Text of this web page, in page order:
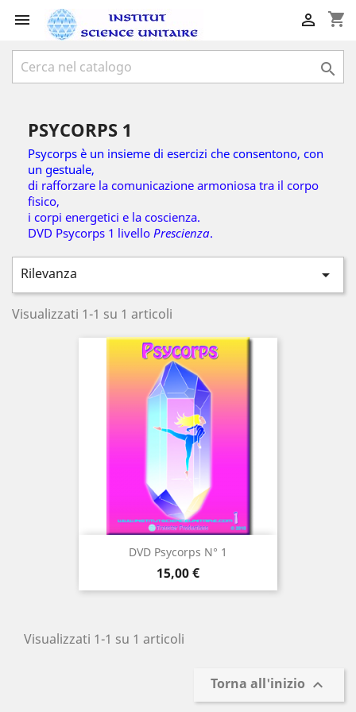
 shopping_cart


PSYCORPS 1
Psycorps è un insieme di esercizi che consentono, con
un gestuale,
di rafforzare la comunicazione armoniosa tra il corpo
fisico,
i corpi energetici e la coscienza.
DVD Psycorps 1 livello Prescienza.
Rilevanza 
Visualizzati 1-1 su 1 articoli
DVD Psycorps N° 1
Prezzo
15,00 €
Visualizzati 1-1 su 1 articoli
Torna all'inizio 